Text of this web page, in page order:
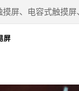
屏、电容式触摸屏